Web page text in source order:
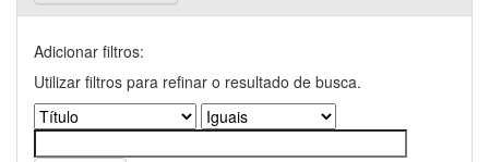
Adicionar filtros:
Utilizar filtros para refinar o resultado de busca.